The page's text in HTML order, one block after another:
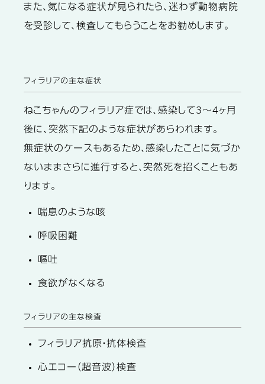
また、気になる症状が見られたら、迷わず動物病院
を受診して、検査してもらうことをお勧めします。
フィラリアの主な症状
ねこちゃんのフィラリア症では、感染して3～4ヶ月
後に、突然下記のような症状があらわれます。
無症状のケースもあるため、感染したことに気づか
ないままさらに進行すると、突然死を招くこともあ
ります。
喘息のような咳
呼吸困難
嘔吐
食欲がなくなる
フィラリアの主な検査
フィラリア抗原・抗体検査
心エコー（超音波）検査